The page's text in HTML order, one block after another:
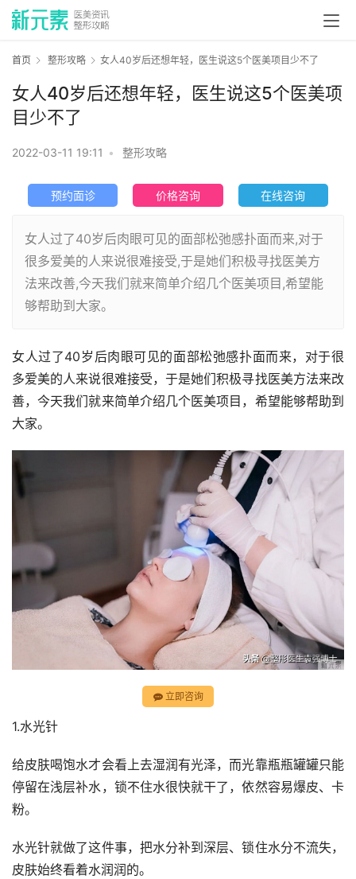
首页 整形攻略 女人40岁后还想年轻，医生说这5个医美项目少不了
女人40岁后还想年轻，医生说这5个医美项
目少不了
2022-03-11 19:11 • 整形攻略
预约面诊 价格咨询 在线咨询
女人过了40岁后肉眼可见的面部松弛感扑面而来,对于
很多爱美的人来说很难接受,于是她们积极寻找医美方
法来改善,今天我们就来简单介绍几个医美项目,希望能
够帮助到大家。
女人过了40岁后肉眼可见的面部松弛感扑面而来，对于很
多爱美的人来说很难接受，于是她们积极寻找医美方法来改
善，今天我们就来简单介绍几个医美项目，希望能够帮助到
大家。
立即咨询
1.水光针
给皮肤喝饱水才会看上去湿润有光泽，而光靠瓶瓶罐罐只能
停留在浅层补水，锁不住水很快就干了，依然容易爆皮、卡
粉。
水光针就做了这件事，把水分补到深层、锁住水分不流失，
皮肤始终看着水润润的。